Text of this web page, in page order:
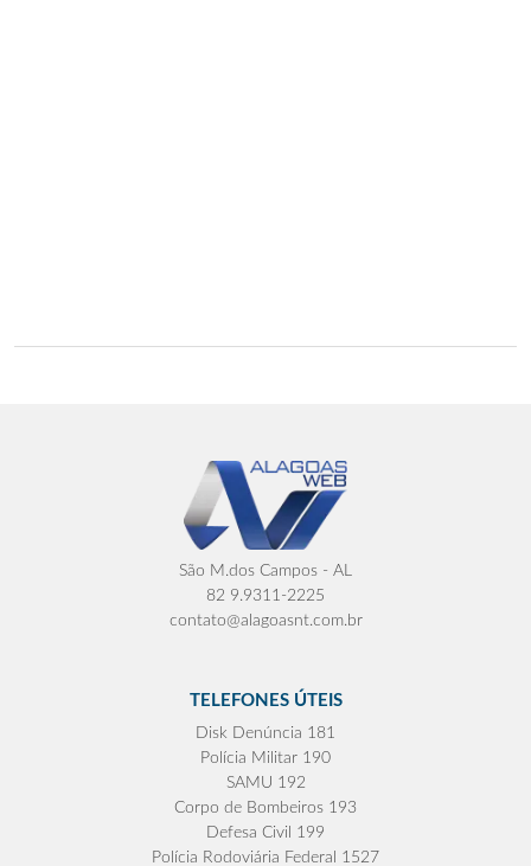
São M.dos Campos - AL
82 9.9311-2225
contato@alagoasnt.com.br
TELEFONES ÚTEIS
Disk Denúncia 181
Polícia Militar 190
SAMU 192
Corpo de Bombeiros 193
Defesa Civil 199
Polícia Rodoviária Federal 1527